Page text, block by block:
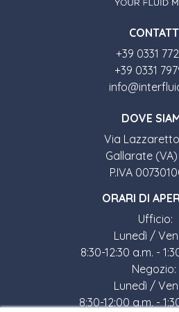
+39 0331
+39 0331
DOVE
Via
Gallarate (VA)
P.IVA
ORARI DI
Ufficio:
Lunedì /
8:30-12:30 a.m. -
Negozio:
Lunedì /
8:30-12:00 a.m. -